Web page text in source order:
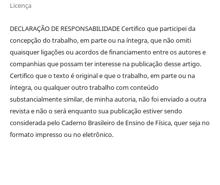
Licença
DECLARAÇÃO DE RESPONSABILIDADE Certifico que participei da
concepção do trabalho, em parte ou na íntegra, que não omiti
quaisquer ligações ou acordos de financiamento entre os autores e
companhias que possam ter interesse na publicação desse artigo.
Certifico que o texto é original e que o trabalho, em parte ou na
íntegra, ou qualquer outro trabalho com conteúdo
substancialmente similar, de minha autoria, não foi enviado a outra
revista e não o será enquanto sua publicação estiver sendo
considerada pelo Caderno Brasileiro de Ensino de Física, quer seja no
formato impresso ou no eletrônico.